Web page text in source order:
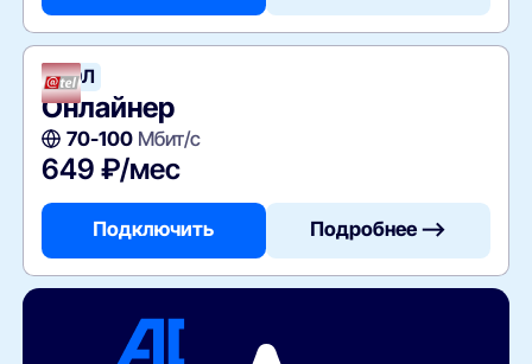
АТЭЛ
Онлайнер
70-100Мбит/с
649 ₽/мес
Подключить Подробнее —>